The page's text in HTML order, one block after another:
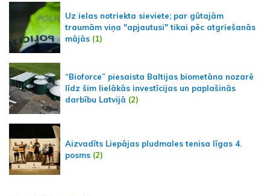
Uz ielas notriekta sieviete; par gūtajām
traumām viņa "apjautusi" tikai pēc atgriešanās
mājās (1)
“Bioforce” piesaista Baltijas biometāna nozarē
līdz šim lielākās investīcijas un paplašinās
darbību Latvijā (2)
Aizvadīts Liepājas pludmales tenisa līgas 4.
posms (2)